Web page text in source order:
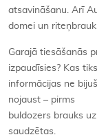
atsavināšanu. Arī
domei un
Garajā tiesāšanās
izpaudīsies? Kas
informācijas ne
nojaust – pirms
buldozers brauks
saudzētas.